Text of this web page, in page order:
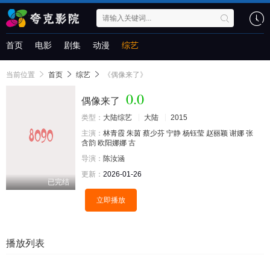
首页 电影 剧集 动漫 综艺
当前位置 首页 综艺 《偶像来了》
已完结
偶像来了 0.0
类型： 大陆综艺 大陆
2015
主演： 林青霞 朱茵 蔡少芬 宁静 杨钰莹 赵丽颖 谢娜 张
含韵 欧阳娜娜 古
导演： 陈汝涵
更新： 2026-01-26
立即播放
播放列表